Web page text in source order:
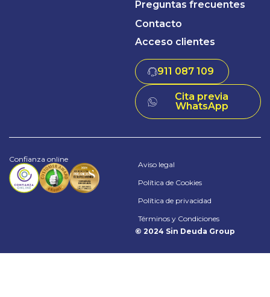
Preguntas frecuentes
Contacto
Acceso clientes
911 087 109
Cita previa
WhatsApp
Confianza online
Aviso legal
Política de Cookies
Política de privacidad
Términos y Condiciones
© 2024 Sin Deuda Group